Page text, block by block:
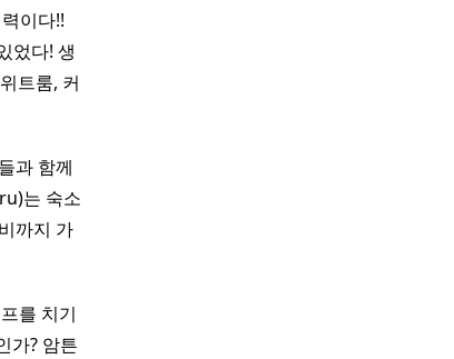
이다!!
었다! 생
트룸, 커
과 함께
는 숙소
까지 가
를 치기
가? 암튼